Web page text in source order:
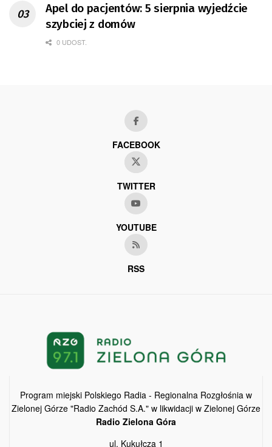
Apel do pacjentów: 5 sierpnia wyjedźcie
szybciej z domów
0 UDOST.
FACEBOOK
TWITTER
YOUTUBE
RSS
Program miejski Polskiego Radia - Regionalna Rozgłośnia w
Zielonej Górze "Radio Zachód S.A." w likwidacji w Zielonej Górze
Radio Zielona Góra
ul. Kukułcza 1